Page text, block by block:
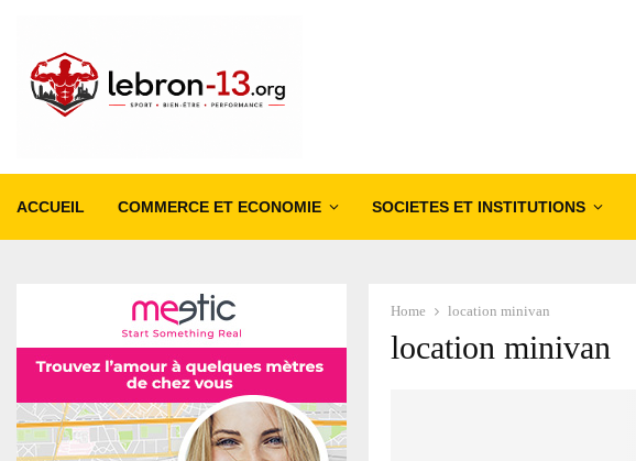
ACCUEIL COMMERCE ET ECONOMIE SOCIETES ET INSTITUTIONS
Home location minivan
location minivan